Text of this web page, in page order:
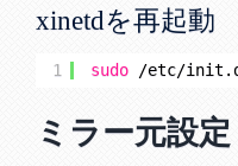
xinetdを再起動
1 sudo /etc/init
ミラー元設定